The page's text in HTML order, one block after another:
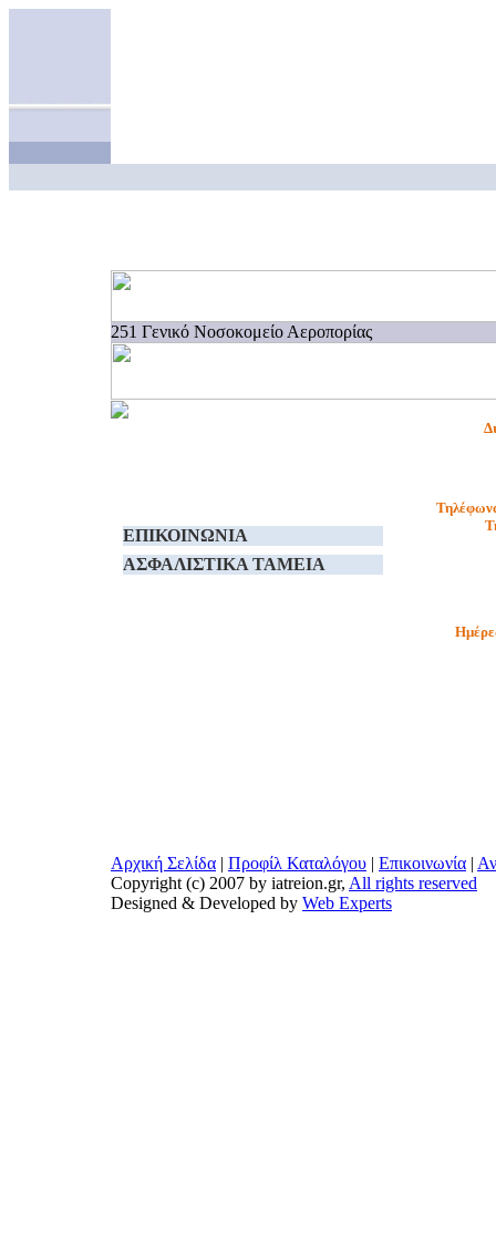
251 Γενικό Νοσοκομείο Αεροπορίας
ΕΠΙΚΟΙΝΩΝΙΑ
ΑΣΦΑΛΙΣΤΙΚΑ TAMEIA
Αρχική Σελίδα | Προφίλ Καταλόγου | Επικοινωνία |
Copyright (c) 2007 by iatreion.gr, All rights reserved
Designed & Developed by Web Experts